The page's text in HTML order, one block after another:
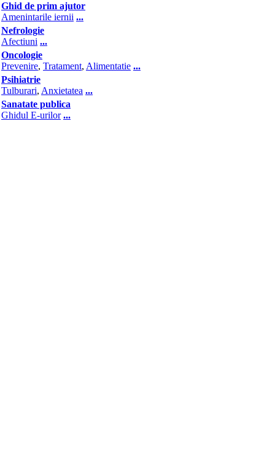
Ghid de prim ajutor
Amenintarile iernii ...
Nefrologie
Afectiuni ...
Oncologie
Prevenire, Tratament, Alimentatie ...
Psihiatrie
Tulburari, Anxietatea ...
Sanatate publica
Ghidul E-urilor ...